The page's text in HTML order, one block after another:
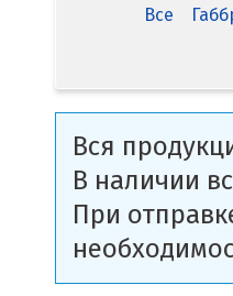
Все
Вся
В наличии
При